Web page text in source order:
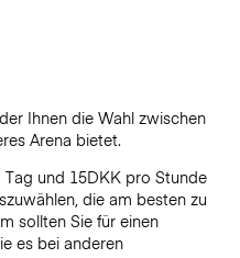
Ihnen die Wahl zwischen
Arena bietet.
und 15DKK pro Stunde
die am besten zu
sollten Sie für einen
es bei anderen